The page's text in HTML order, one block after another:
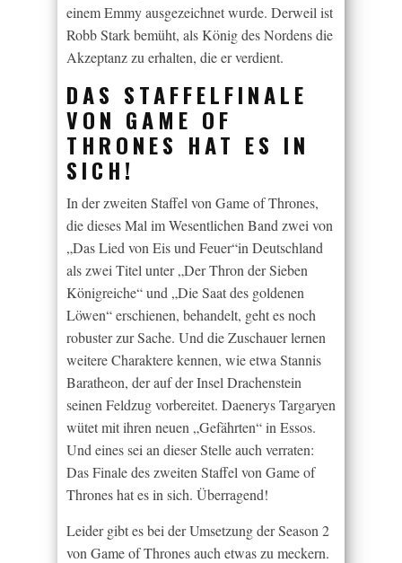
einem Emmy ausgezeichnet wurde. Derweil ist
Robb Stark bemüht, als König des Nordens die
Akzeptanz zu erhalten, die er verdient.
DAS STAFFELFINALE
VON GAME OF
THRONES HAT ES IN
SICH!
In der zweiten Staffel von Game of Thrones,
die dieses Mal im Wesentlichen Band zwei von
„Das Lied von Eis und Feuer“in Deutschland
als zwei Titel unter „Der Thron der Sieben
Königreiche“ und „Die Saat des goldenen
Löwen“ erschienen, behandelt, geht es noch
robuster zur Sache. Und die Zuschauer lernen
weitere Charaktere kennen, wie etwa Stannis
Baratheon, der auf der Insel Drachenstein
seinen Feldzug vorbereitet. Daenerys Targaryen
wütet mit ihren neuen „Gefährten“ in Essos.
Und eines sei an dieser Stelle auch verraten:
Das Finale des zweiten Staffel von Game of
Thrones hat es in sich. Überragend!
Leider gibt es bei der Umsetzung der Season 2
von Game of Thrones auch etwas zu meckern.